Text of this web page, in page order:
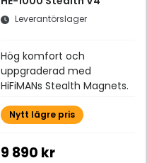
Leverantörslager
Hög komfort och
uppgraderad med
HiFiMANs Stealth Magnets.
Nytt lägre pris
9 890 kr